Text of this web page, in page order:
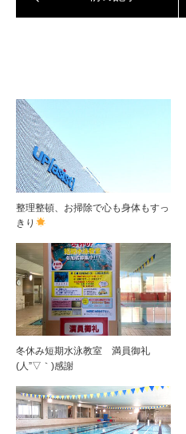
整理整頓、お掃除で心も身体もすっ
きり
冬休み短期水泳教室 満員御礼
(人”▽｀)感謝